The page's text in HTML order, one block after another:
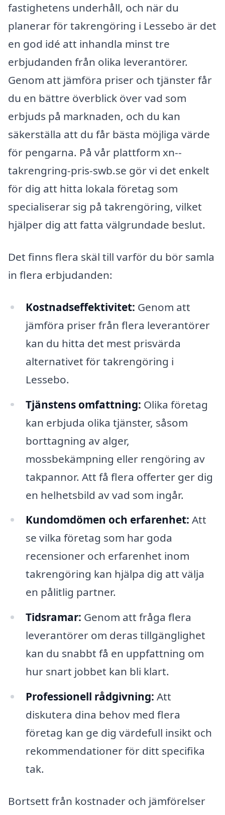
fastighetens underhåll, och när du
planerar för takrengöring i Lessebo är det
en god idé att inhandla minst tre
erbjudanden från olika leverantörer.
Genom att jämföra priser och tjänster får
du en bättre överblick över vad som
erbjuds på marknaden, och du kan
säkerställa att du får bästa möjliga värde
för pengarna. På vår plattform xn--
takrengring-pris-swb.se gör vi det enkelt
för dig att hitta lokala företag som
specialiserar sig på takrengöring, vilket
hjälper dig att fatta välgrundade beslut.
Det finns flera skäl till varför du bör samla
in flera erbjudanden:
Kostnadseffektivitet: Genom att
jämföra priser från flera leverantörer
kan du hitta det mest prisvärda
alternativet för takrengöring i
Lessebo.
Tjänstens omfattning: Olika företag
kan erbjuda olika tjänster, såsom
borttagning av alger,
mossbekämpning eller rengöring av
takpannor. Att få flera offerter ger dig
en helhetsbild av vad som ingår.
Kundomdömen och erfarenhet: Att
se vilka företag som har goda
recensioner och erfarenhet inom
takrengöring kan hjälpa dig att välja
en pålitlig partner.
Tidsramar: Genom att fråga flera
leverantörer om deras tillgänglighet
kan du snabbt få en uppfattning om
hur snart jobbet kan bli klart.
Professionell rådgivning: Att
diskutera dina behov med flera
företag kan ge dig värdefull insikt och
rekommendationer för ditt specifika
tak.
Bortsett från kostnader och jämförelser